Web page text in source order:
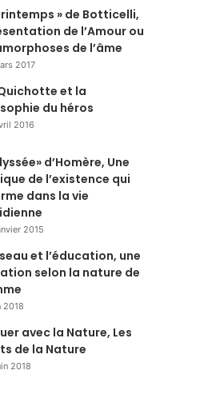
» de Botticelli,
de l’Amour ou
de l’âme
2017
et la
du héros
2016
d’Homère, Une
de l’existence qui
dans la vie
2015
et l’éducation, une
selon la nature de
2018
avec la Nature, Les
de la Nature
2018